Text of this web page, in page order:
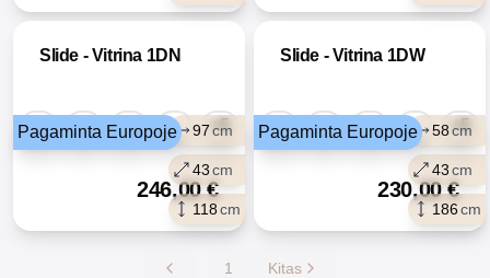
Slide - Vitrina 1DN
97cm
43cm
118cm
Pagaminta Europoje +5
246,00€
Slide - Vitrina 1DW
58cm
43cm
186cm
Pagaminta Europoje +5
230,00€
1 Kitas